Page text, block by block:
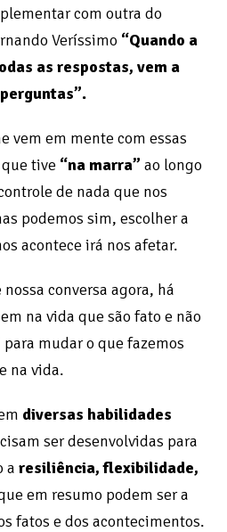
com outra do
Veríssimo “Quando a
as respostas, vem a
vem em mente com essas
tive “na marra” ao longo
de nada que nos
podemos sim, escolher a
acontece irá nos afetar.
conversa agora, há
na vida que são fato e não
mudar o que fazemos
na vida.
diversas habilidades
ser desenvolvidas para
a resiliência, flexibilidade,
em resumo podem ser a
fatos e dos acontecimentos.